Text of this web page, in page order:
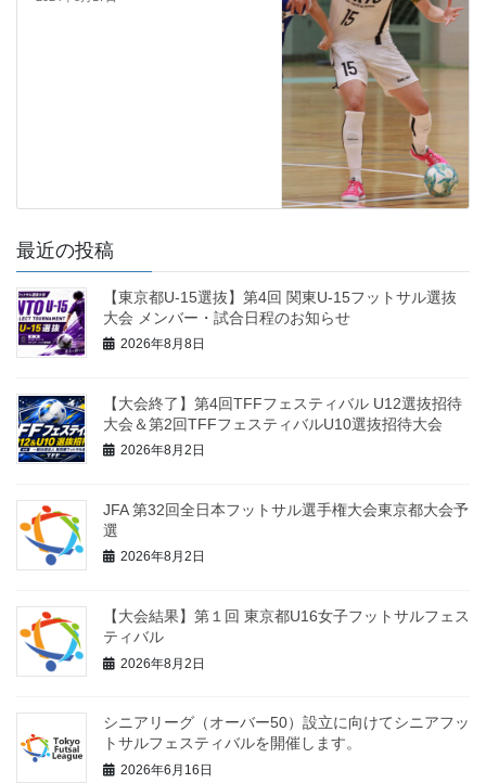
最近の投稿
【東京都U-15選抜】第4回 関東U-15フットサル選抜
大会 メンバー・試合日程のお知らせ
2026年8月8日
【大会終了】第4回TFFフェスティバル U12選抜招待
大会＆第2回TFFフェスティバルU10選抜招待大会
2026年8月2日
JFA 第32回全日本フットサル選手権大会東京都大会予
選
2026年8月2日
【大会結果】第１回 東京都U16女子フットサルフェス
ティバル
2026年8月2日
シニアリーグ（オーバー50）設立に向けてシニアフッ
トサルフェスティバルを開催します。
2026年6月16日